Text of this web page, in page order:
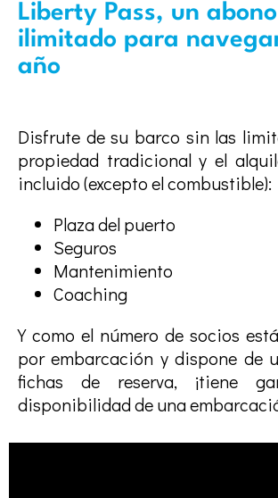
Liberty Pass, un abono
ilimitado para
año
Disfrute de su barco sin las
propiedad tradicional y el
incluido (excepto el combustible):
Plaza del puerto
Seguros
Mantenimiento
Coaching
Y como el número de socios
por embarcación y dispone de
fichas de reserva, ¡tiene
disponibilidad de una